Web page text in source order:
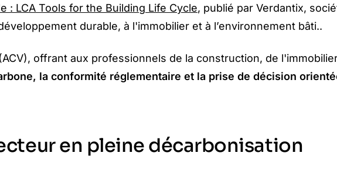
: LCA Tools for the Building Life Cycle, publié par Verdantix,
durable, à l'immobilier et à l’environnement bâti..
offrant aux professionnels de la construction, de
la conformité réglementaire et la prise de décision
en pleine décarbonisation